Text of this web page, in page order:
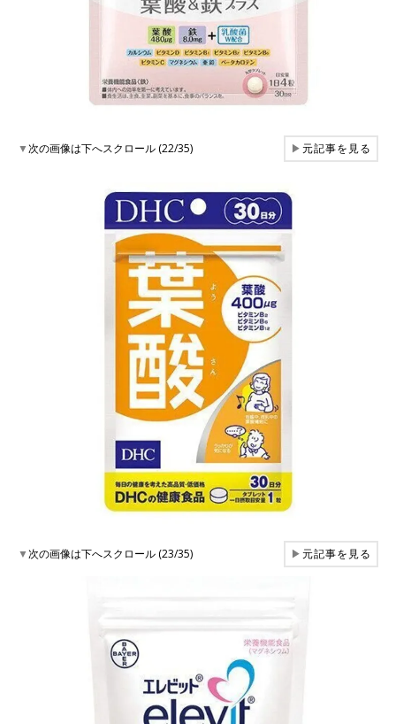
▼次の画像は下へスクロール (22/35) ▶元記事を見る
▼次の画像は下へスクロール (23/35) ▶元記事を見る